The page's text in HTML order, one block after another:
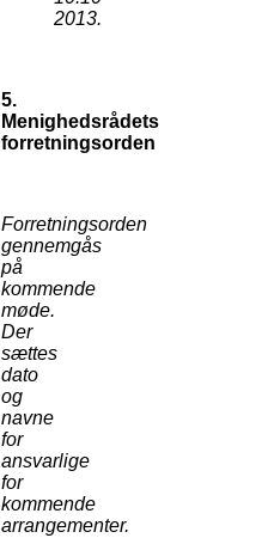
2013.
5.
Menighedsrådets
forretningsorden
Forretningsorden
gennemgås
på
kommende
møde.
Der
sættes
dato
og
navne
for
ansvarlige
for
kommende
arrangementer.